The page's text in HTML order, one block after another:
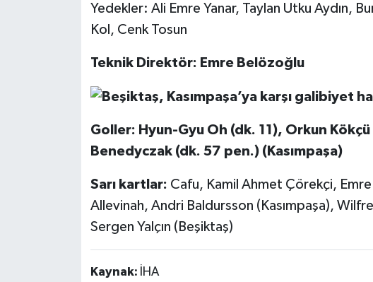
Yedekler: Ali Emre Yanar, Taylan Utku Aydın,
Kol, Cenk Tosun
Teknik Direktör: Emre Belözoğlu
Goller: Hyun-Gyu Oh (dk. 11), Orkun
Benedyczak (dk. 57 pen.) (Kasımpaşa)
Sarı kartlar: Cafu, Kamil Ahmet Çörekçi,
Allevinah, Andri Baldursson (Kasımpaşa),
Sergen Yalçın (Beşiktaş)
Kaynak: İHA